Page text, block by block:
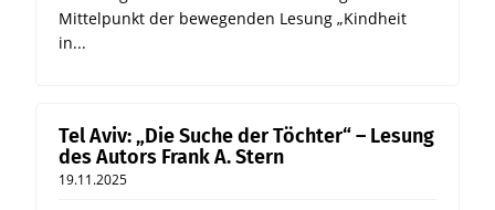
Mittelpunkt der bewegenden Lesung „Kindheit
in...
Tel Aviv: „Die Suche der Töchter“ – Lesung
des Autors Frank A. Stern
19.11.2025